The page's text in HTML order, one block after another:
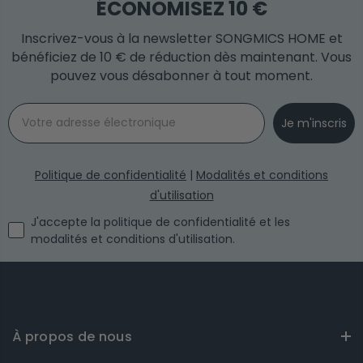
ÉCONOMISEZ 10 €
Inscrivez-vous à la newsletter SONGMICS HOME et
bénéficiez de 10 € de réduction dès maintenant. Vous
pouvez vous désabonner à tout moment.
Email
Je m'inscris
Politique de confidentialité | Modalités et conditions
d'utilisation
I agree with the privacy policy and the terms and
J'accepte la politique de confidentialité et les
modalités et conditions d'utilisation.
À propos de nous